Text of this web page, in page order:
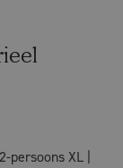
persoons XL |